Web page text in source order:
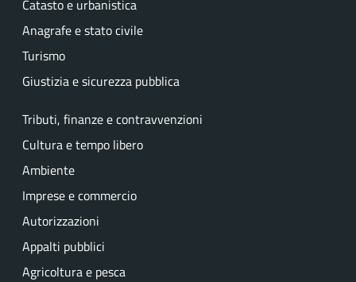
Catasto e urbanistica
Anagrafe e stato civile
Turismo
Giustizia e sicurezza pubblica
Tributi, finanze e contravvenzioni
Cultura e tempo libero
Ambiente
Imprese e commercio
Autorizzazioni
Appalti pubblici
Agricoltura e pesca